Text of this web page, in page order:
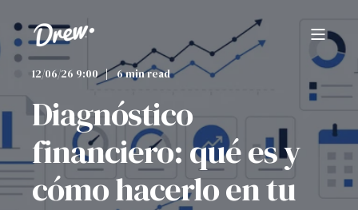
12/06/26 9:00 6 min read
Diagnóstico
financiero: qué es y
cómo hacerlo en tu